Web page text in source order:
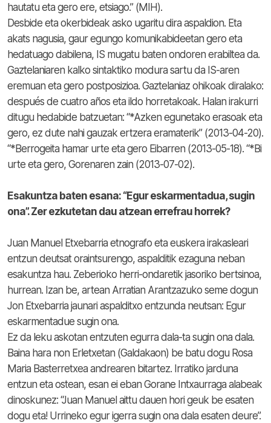
hautatu eta gero ere, etsiago.” (MIH).
Desbide eta okerbideak asko ugaritu dira aspaldion. Eta
akats nagusia, gaur egungo komunikabideetan gero eta
hedatuago dabilena, IS mugatu baten ondoren erabiltea da.
Gaztelaniaren kalko sintaktiko modura sartu da IS-aren
eremuan eta gero postposizioa. Gaztelaniaz ohikoak diralako:
después de cuatro años eta ildo horretakoak. Halan irakurri
ditugu hedabide batzuetan: “*Azken egunetako erasoak eta
gero, ez dute nahi gauzak ertzera eramaterik” (2013-04-20).
“*Berrogeita hamar urte eta gero Eibarren (2013-05-18). “*Bi
urte eta gero, Gorenaren zain (2013-07-02).
Esakuntza baten esana: “Egur eskarmentadua, sugin
ona”. Zer ezkutetan dau atzean errefrau horrek?
Juan Manuel Etxebarria etnografo eta euskera irakasleari
entzun deutsat oraintsurengo, aspalditik ezaguna neban
esakuntza hau. Zeberioko herri-ondaretik jasoriko bertsinoa,
hurrean. Izan be, artean Arratian Arantzazuko seme dogun
Jon Etxebarria jaunari aspalditxo entzunda neutsan: Egur
eskarmentadue sugin ona.
Ez da leku askotan entzuten egurra dala-ta sugin ona dala.
Baina hara non Erletxetan (Galdakaon) be batu dogu Rosa
Maria Basterretxea andrearen bitartez. Irratiko jarduna
entzun eta ostean, esan ei eban Gorane Intxaurraga alabeak
dinoskunez: “Juan Manuel aittu dauen hori geuk be esaten
dogu eta! Urrineko egur igerra sugin ona dala esaten deure”.